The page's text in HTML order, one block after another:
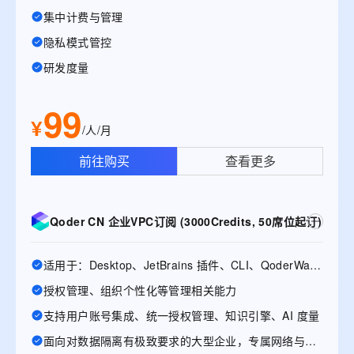
集中计费与管理
隐私模式管控
研发度量
¥99/人/月
前往购买 查看更多
Qoder CN 企业VPC订阅 (3000Credits, 50席位起订)
适用于：Desktop、JetBrains 插件、CLI、QoderWake、Mobile
授权管理、组织个性化等管理相关能力
支持用户账号集成、统一授权管理、知识引擎、AI 度量
面向对数据隔离有极致要求的大型企业，专属网络与实例